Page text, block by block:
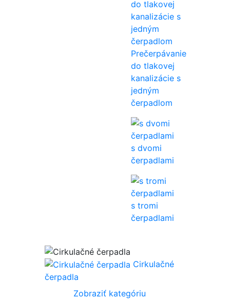
Prečerpávanie
do tlakovej
kanalizácie s
jedným
čerpadlom
s dvomi
čerpadlami
s tromi
čerpadlami
Cirkulačné
čerpadla
Zobraziť kategóriu